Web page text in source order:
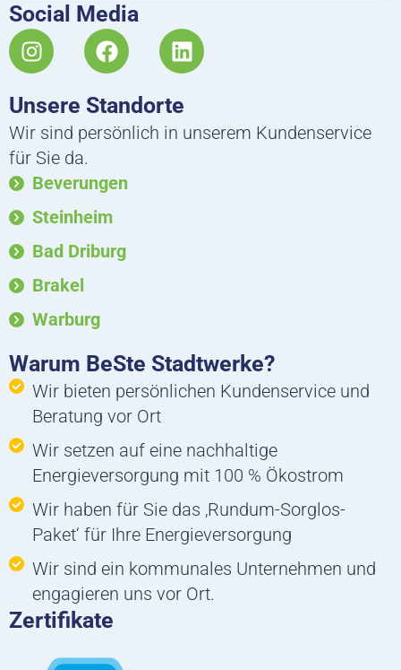
Social Media
I
n
t
a
g
r
a
m
F
a
e
b
o
k
L
i
k
e
Unsere Standorte
Wir sind persönlich in unserem Kundenservice
für Sie da.
Beverungen
Steinheim
Bad Driburg
Brakel
Warburg
Warum BeSte Stadtwerke?
Wir bieten persönlichen Kundenservice und
Beratung vor Ort
Wir setzen auf eine nachhaltige
Energieversorgung mit 100 % Ökostrom
Wir haben für Sie das ‚Rundum-Sorglos-
Paket‘ für Ihre Energieversorgung
Wir sind ein kommunales Unternehmen und
engagieren uns vor Ort.
Zertifikate